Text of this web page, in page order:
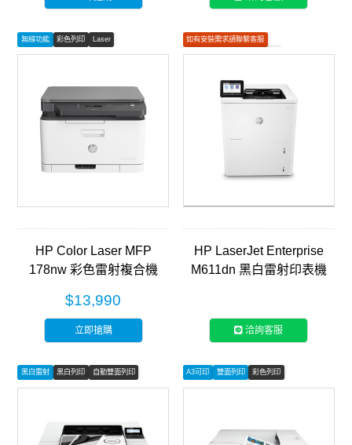
無線功能 彩色列印 Laser
HP Color Laser MFP
178nw 彩色雷射複合機
$13,990
立即搶購
如有安裝需求請聯繫客服
下單前請確認庫存
雷射列印
HP LaserJet Enterprise
M611dn 黑白雷射印表機
洽詢客服
黑白雷射 黑白列印 自動雙面列印 A3可印 雙面列印 彩色列印